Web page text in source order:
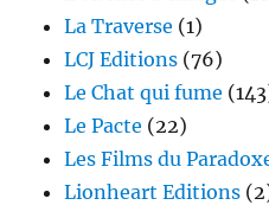
La Traverse (1)
LCJ Editions (76)
Le Chat qui fume
Le Pacte (22)
Les Films du
Lionheart Editions